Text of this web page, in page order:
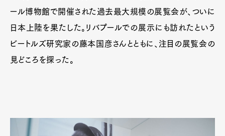
ール博物館で開催された過去最大規模の展覧会が、ついに
日本上陸を果たした。リバプールでの展示にも訪れたという
ビートルズ研究家の藤本国彦さんとともに、注目の展覧会の
見どころを探った。